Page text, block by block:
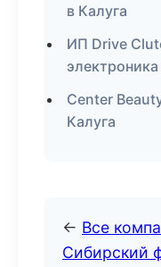
в Калуга
ИП Drive
Center
Калуга
← Все
Сибирский